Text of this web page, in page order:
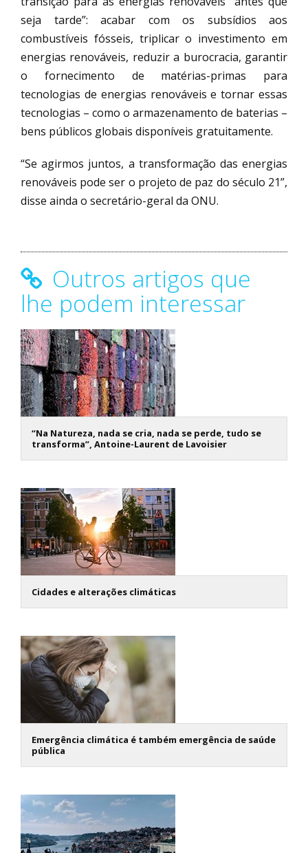
seja tarde”: acabar com os subsídios aos
combustíveis fósseis, triplicar o investimento em
energias renováveis, reduzir a burocracia, garantir
o fornecimento de matérias-primas para
tecnologias de energias renováveis e tornar essas
tecnologias – como o armazenamento de baterias –
bens públicos globais disponíveis gratuitamente.
“Se agirmos juntos, a transformação das energias
renováveis pode ser o projeto de paz do século 21”,
disse ainda o secretário-geral da ONU.
Outros artigos que
lhe podem interessar
“Na Natureza, nada se cria, nada se perde, tudo se
transforma”, Antoine-Laurent de Lavoisier
Cidades e alterações climáticas
Emergência climática é também emergência de saúde
pública